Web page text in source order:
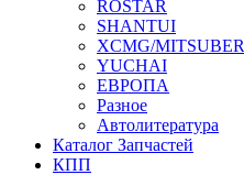
ROSTAR
SHANTUI
XCMG/MITSUBER
YUCHAI
ЕВРОПА
Разное
Aвтолитература
Каталог Запчастей
КПП